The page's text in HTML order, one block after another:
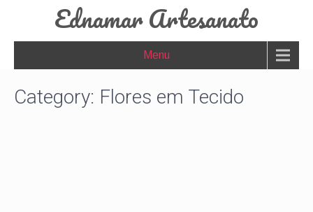
Ednamar Artesanato
Menu
Category: Flores em Tecido